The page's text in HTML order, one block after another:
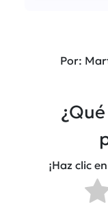
Por:
¡Haz clic